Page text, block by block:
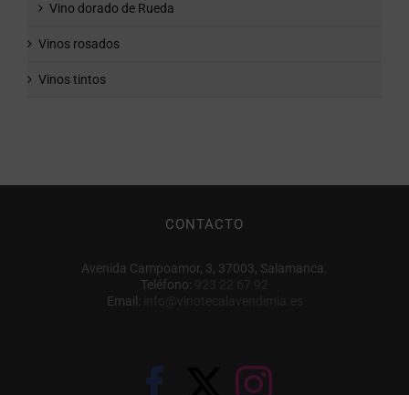
Vino dorado de Rueda
Vinos rosados
Vinos tintos
CONTACTO
Avenida Campoamor, 3, 37003, Salamanca.
Teléfono:
Email: